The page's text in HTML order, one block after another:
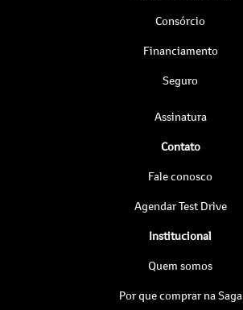
Consórcio
Financiamento
Seguro
Assinatura
Contato
Fale conosco
Agendar Test Drive
Institucional
Quem somos
Por que comprar na Saga